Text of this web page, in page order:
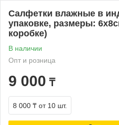
Салфетки влажные в
упаковке, размеры:
коробке)
В наличии
Опт и розница
9 000 ₸
8 000 ₸ от 10 шт.